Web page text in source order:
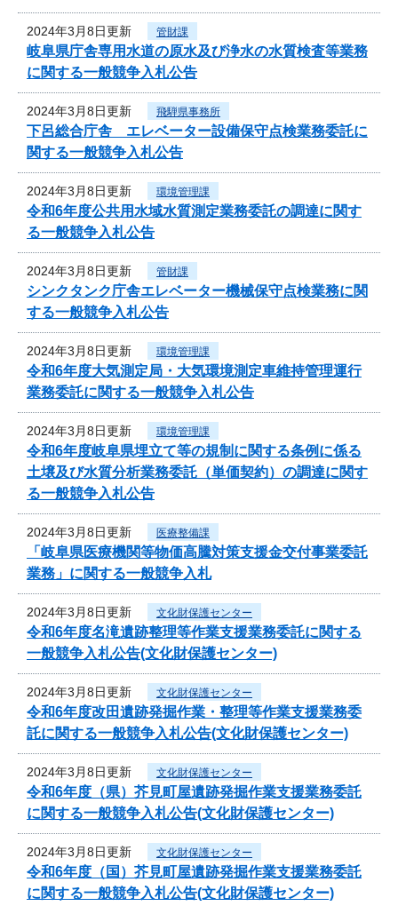
2024年3月8日更新 管財課
岐阜県庁舎専用水道の原水及び浄水の水質検査等業務
に関する一般競争入札公告
2024年3月8日更新 飛騨県事務所
下呂総合庁舎 エレベーター設備保守点検業務委託に
関する一般競争入札公告
2024年3月8日更新 環境管理課
令和6年度公共用水域水質測定業務委託の調達に関す
る一般競争入札公告
2024年3月8日更新 管財課
シンクタンク庁舎エレベーター機械保守点検業務に関
する一般競争入札公告
2024年3月8日更新 環境管理課
令和6年度大気測定局・大気環境測定車維持管理運行
業務委託に関する一般競争入札公告
2024年3月8日更新 環境管理課
令和6年度岐阜県埋立て等の規制に関する条例に係る
土壌及び水質分析業務委託（単価契約）の調達に関す
る一般競争入札公告
2024年3月8日更新 医療整備課
「岐阜県医療機関等物価高騰対策支援金交付事業委託
業務」に関する一般競争入札
2024年3月8日更新 文化財保護センター
令和6年度名滝遺跡整理等作業支援業務委託に関する
一般競争入札公告(文化財保護センター)
2024年3月8日更新 文化財保護センター
令和6年度改田遺跡発掘作業・整理等作業支援業務委
託に関する一般競争入札公告(文化財保護センター)
2024年3月8日更新 文化財保護センター
令和6年度（県）芥見町屋遺跡発掘作業支援業務委託
に関する一般競争入札公告(文化財保護センター)
2024年3月8日更新 文化財保護センター
令和6年度（国）芥見町屋遺跡発掘作業支援業務委託
に関する一般競争入札公告(文化財保護センター)